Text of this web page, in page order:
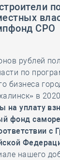
СРО
рублей
по
бизнеса
в 2020
на уплату
фонд
с
нашего